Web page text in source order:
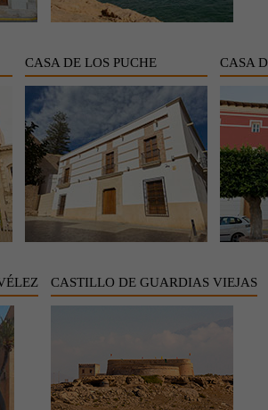
CASA DE LOS PUCHE CASA
CASTILLO DE GUARDIAS VIEJAS